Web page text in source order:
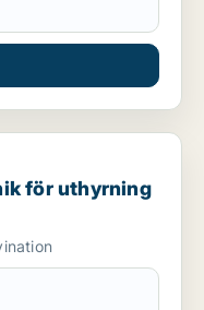
i Malmö Centrum
för uthyrning